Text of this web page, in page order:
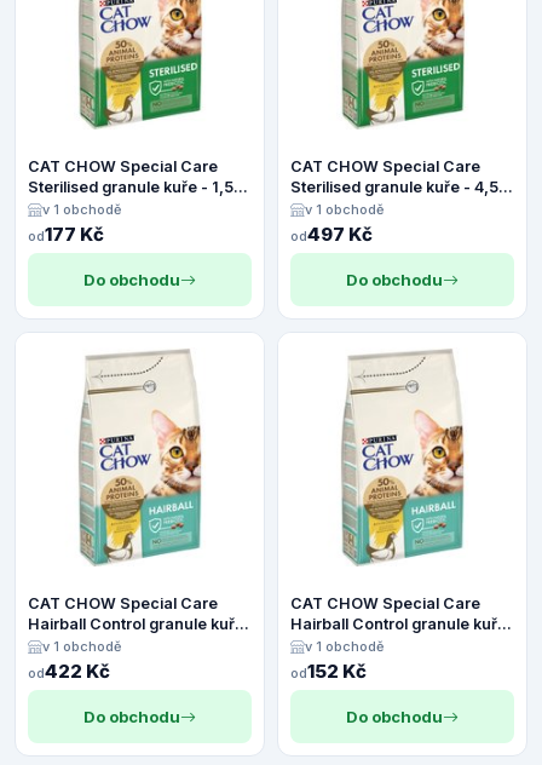
CAT CHOW Special Care
Sterilised granule kuře - 1,5
kgv 1 obchodě
od177 Kč
Do obchodu
CAT CHOW Special Care
Sterilised granule kuře - 4,5
kgv 1 obchodě
od497 Kč
Do obchodu
CAT CHOW Special Care
Hairball Control granule kuře
- 4,5 kg
v 1 obchodě
od422 Kč
Do obchodu
CAT CHOW Special Care
Hairball Control granule kuře
- 1,5 kg
v 1 obchodě
od152 Kč
Do obchodu